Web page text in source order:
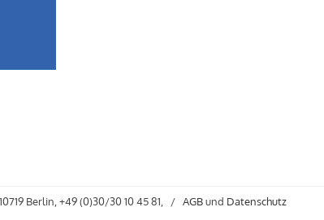
Berlin, +49 (0)30/30 10 45 81, /AGBund Datenschutz